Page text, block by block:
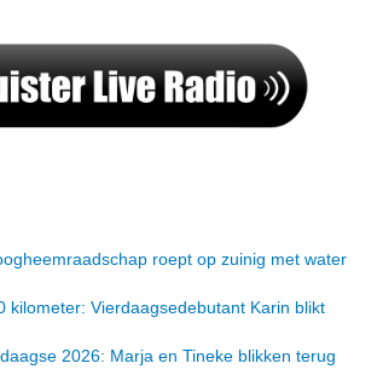
roept op zuinig met water
kilometer: Vierdaagsedebutant Karin blikt
2026: Marja en Tineke blikken terug